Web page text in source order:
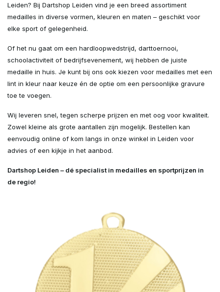
Leiden? Bij Dartshop Leiden vind je een breed assortiment
medailles in diverse vormen, kleuren en maten – geschikt voor
elke sport of gelegenheid.
Of het nu gaat om een hardloopwedstrijd, darttoernooi,
schoolactiviteit of bedrijfsevenement, wij hebben de juiste
medaille in huis. Je kunt bij ons ook kiezen voor medailles met een
lint in kleur naar keuze én de optie om een persoonlijke gravure
toe te voegen.
Wij leveren snel, tegen scherpe prijzen en met oog voor kwaliteit.
Zowel kleine als grote aantallen zijn mogelijk. Bestellen kan
eenvoudig online of kom langs in onze winkel in Leiden voor
advies of een kijkje in het aanbod.
Dartshop Leiden – dé specialist in medailles en sportprijzen in
de regio!